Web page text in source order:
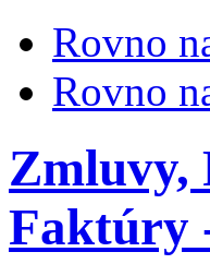
Rovno
Rovno
Zmluvy,
Faktúry